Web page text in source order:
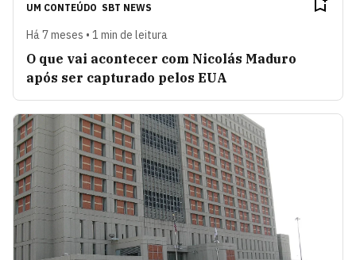
UM CONTEÚDO SBT NEWS
Há 7 meses • 1 min de leitura
O que vai acontecer com Nicolás Maduro
após ser capturado pelos EUA